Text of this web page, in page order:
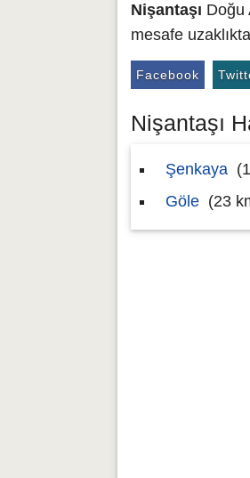
Nişantaşı Doğu
mesafe
Facebook
Nişantaşı
Şenkaya
Göle (23